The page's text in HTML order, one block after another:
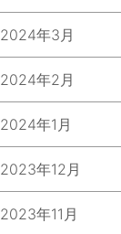
2024年3月
2024年2月
2024年1月
2023年12月
2023年11月